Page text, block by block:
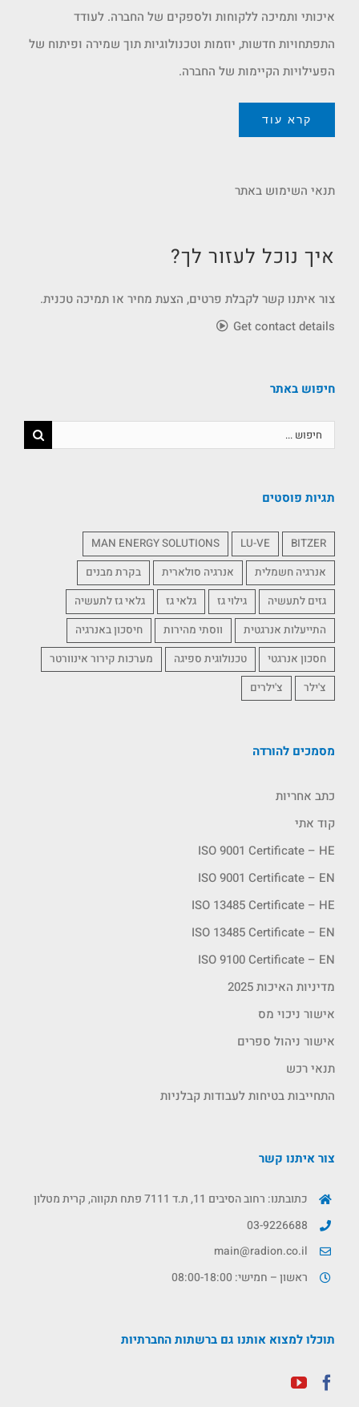
איכותי ותמיכה ללקוחות ולספקים של החברה. לעודד
התפתחויות חדשות, יוזמות וטכנולוגיות תוך שמירה ופיתוח של
הפעילויות הקיימות של החברה.
קרא עוד
תנאי השימוש באתר
איך נוכל לעזור לך?
צור איתנו קשר לקבלת פרטים, הצעת מחיר או תמיכה טכנית.
Get contact details
חיפוש באתר
תגיות פוסטים
BITZER
LU-VE
MAN ENERGY SOLUTIONS
אנרגיה חשמלית
אנרגיה סולארית
בקרת מבנים
גזים לתעשיה
גילוי גז גלאי גז
גלאי גז לתעשיה
התייעלות אנרגטית
ווסתי מהירות
חיסכון באנרגיה
חסכון אנרגטי
טכנולוגית ספיגה
מערכות קירור אינוורטר
צ'ילר
צ'ילרים
מסמכים להורדה
כתב אחריות
קוד אתי
ISO 9001 Certificate – HE
ISO 9001 Certificate – EN
ISO 13485 Certificate – HE
ISO 13485 Certificate – EN
ISO 9100 Certificate – EN
מדיניות האיכות 2025
אישור ניכוי מס
אישור ניהול ספרים
תנאי רכש
התחייבות בטיחות לעבודות קבלניות
צור איתנו קשר
כתובתנו: רחוב הסיבים 11, ת.ד 7111 פתח תקווה, קרית מטלון
03-9226688
main@radion.co.il
ראשון – חמישי: 08:00-18:00
תוכלו למצוא אותנו גם ברשתות החברתיות